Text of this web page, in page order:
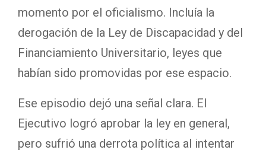
momento por el oficialismo. Incluía la
derogación de la Ley de Discapacidad y del
Financiamiento Universitario, leyes que
habían sido promovidas por ese espacio.
Ese episodio dejó una señal clara. El
Ejecutivo logró aprobar la ley en general,
pero sufrió una derrota política al intentar